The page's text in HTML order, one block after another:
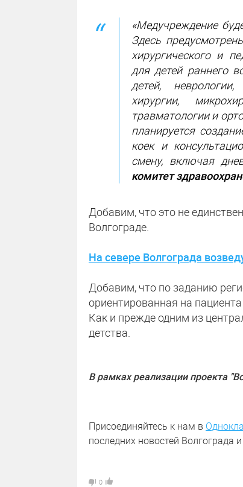
«Медучреждение
Здесь
хирургического и
для детей раннего
детей,
хирургии,
травматологии и
планируется
коек и
смену, включая
комитет
Добавим, что это не
Волгограде.
На севере Волгограда
Добавим, что по заданию
ориентированная на
Как и прежде одним из
детства.
В рамках реализации проекта
Присоединяйтесь к нам в
последних новостей Волгограда
0